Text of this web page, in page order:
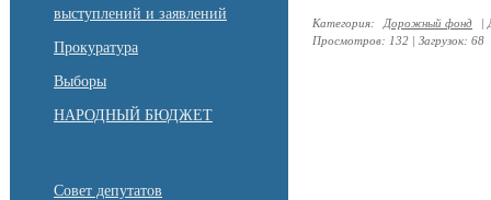
выступлений и заявлений
Прокуратура
Выборы
НАРОДНЫЙ БЮДЖЕТ
Совет депутатов
Категория: Дорожный фонд |
Просмотров: 132 | Загрузок: 68